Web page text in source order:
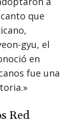
que
gyu, el
en
fue una
Red